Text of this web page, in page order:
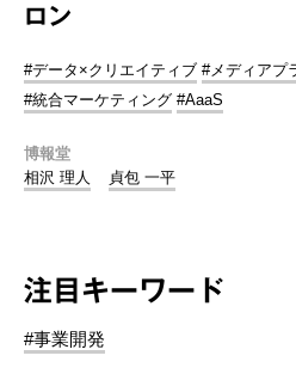
ロン
#データ×クリエイティブ #メディアプ
#統合マーケティング #AaaS
博報堂
相沢 理人
貞包 一平
注目キーワード
#事業開発